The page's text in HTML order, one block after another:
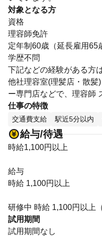
対象となる方
資格
理容師免許
定年制60歳（延長雇用65
学歴不問
下記などの経験がある方
他社理容室(理髪店・散髪
ー専門店などで、理容師
仕事の特徴
交通費支給 駅近5分以内
給与/待遇
時給1,100円以上
給与
時給 1,100円以上
研修中 時給 1,100円以上
試用期間
試用期間なし